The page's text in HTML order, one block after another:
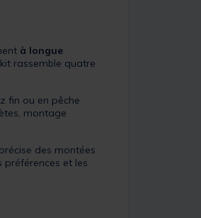
à longue
rassemble quatre
fin ou en pêche
montage
des montées
et les